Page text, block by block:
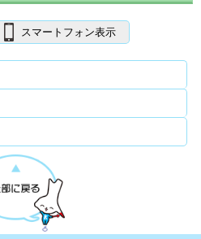
スマートフォン表示